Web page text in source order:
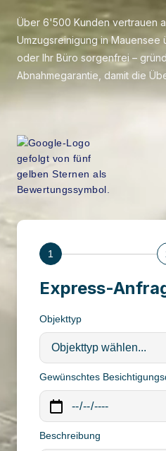
Über 6'500 Kunden vertrauen
Umzugsreinigung in
oder Ihr Büro sorgenfrei –
Abnahmegarantie, damit die
1
Express-
Objekttyp
Gewünschtes
Beschreibung